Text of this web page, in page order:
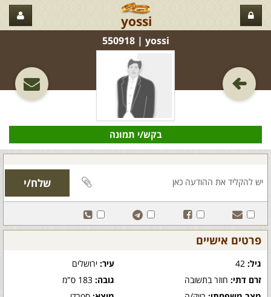
yossi
yossi‏ | 550918
בקש/י תמונה
פרטים אישיים
גיל: עיר:ירושלים
זרם דתי: חוזר בתשובה גובה:183 ס"מ